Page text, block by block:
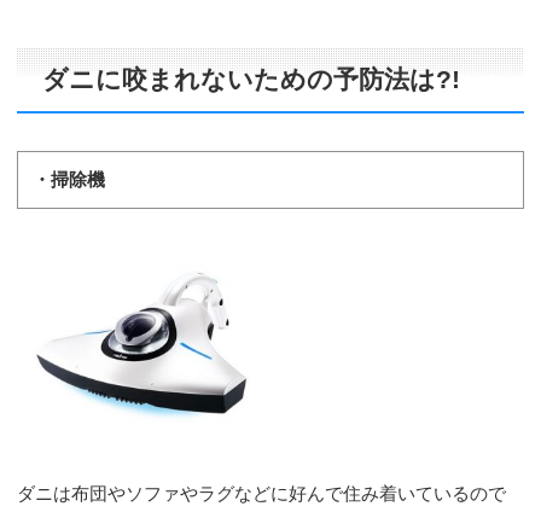
ダニに咬まれないための予防法は?!
・掃除機
ダニは布団やソファやラグなどに好んで住み着いているので